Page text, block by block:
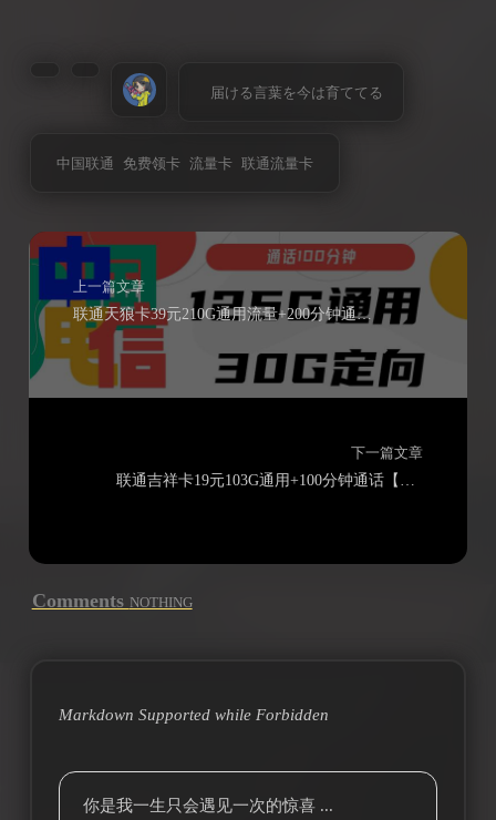
届ける言葉を今は育ててる
中国联通 免费领卡 流量卡 联通流量卡
上一篇文章
联通天狼卡39元210G通用流量+200分钟通话（可领红包）
下一篇文章
Comments NOTHING
Markdown Supported while Forbidden
你是我一生只会遇见一次的惊喜 ...